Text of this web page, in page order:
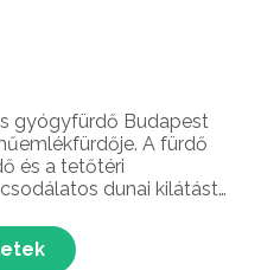
gyógyfürdő Budapest
A fürdő
és a tetőtéri
dunai kilátást
ízületi betegségek